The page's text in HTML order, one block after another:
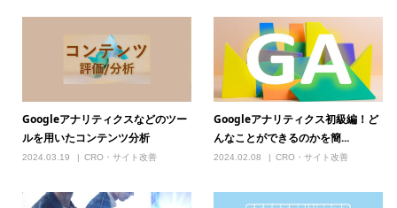
Googleアナリティクスなどのツー
ルを用いたコンテンツ分析
2024.03.19 CRO・サイト改善
Googleアナリティクス初級編！ど
んなことができるのかを簡...
2024.02.08 CRO・サイト改善